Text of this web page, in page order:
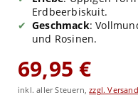
Erdbeerbiskuit.
Geschmack:
und Rosinen.
69,95 €
inkl. aller Steuern,zzgl. Versand